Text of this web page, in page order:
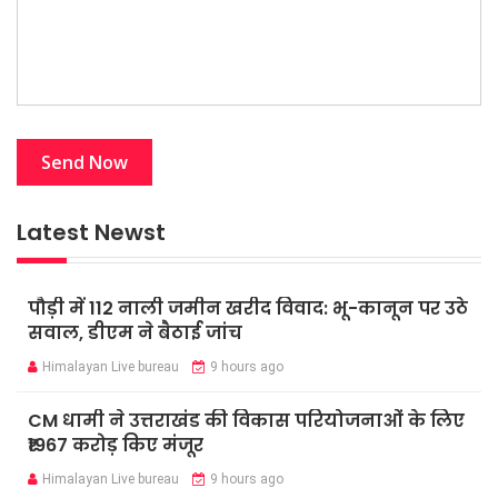
Latest Newst
पौड़ी में 112 नाली जमीन खरीद विवाद: भू-कानून पर उठे
सवाल, डीएम ने बैठाई जांच
Himalayan Live bureau 9 hours ago
CM धामी ने उत्तराखंड की विकास परियोजनाओं के लिए
₹1967 करोड़ किए मंजूर
Himalayan Live bureau 9 hours ago